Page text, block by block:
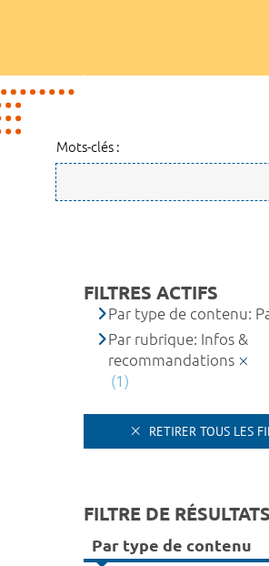
Mots-clés :
FILTRES ACTIFS
Par type de contenu:
Par rubrique: Infos &
recommandations
(1)
RETIRER TOUS LES
FILTRE DE RÉSULTATS
Par type de contenu